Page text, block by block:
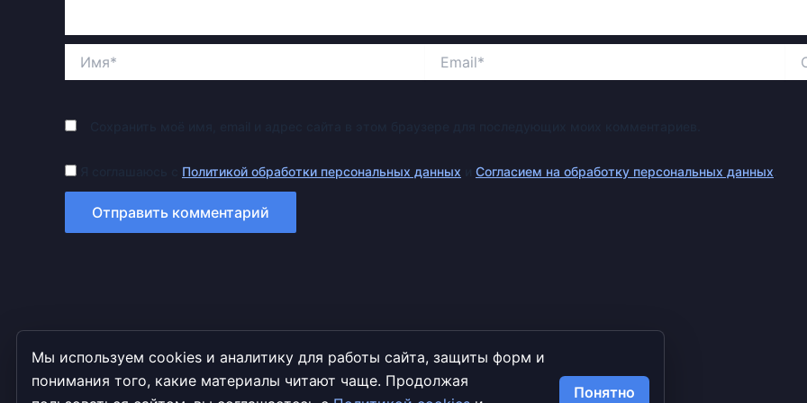
Политикой обработки персональных данных Согласием на обработку персональных данных
Мы используем cookies и аналитику для работы сайта, защиты форм и
понимания того, какие материалы читают чаще. Продолжая
Понятно